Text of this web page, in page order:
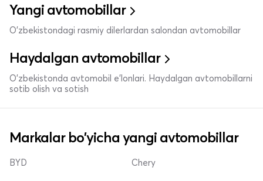
Yangi avtomobillar
O'zbekistondagi rasmiy dilerlardan salondan avtomobillar
Haydalgan avtomobillar
O'zbekistonda avtomobil e’lonlari. Haydalgan avtomobillarni
sotib olish va sotish
Markalar bo'yicha yangi avtomobillar
BYD Chery